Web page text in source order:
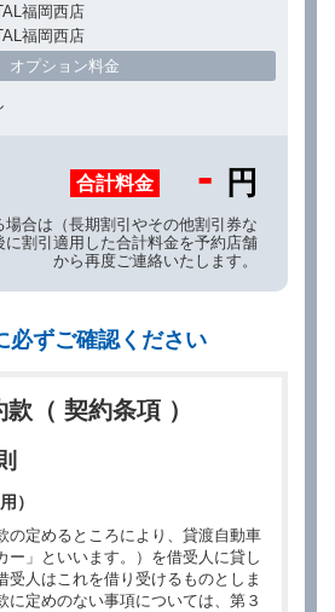
福岡西店
福岡西店
オプション料金
合計料金 - 円
合は（長期割引やその他割引券な
に割引適用した合計料金を予約店舗
から再度ご連絡いたします。
必ずご確認ください
（ 契約条項 ）
）
の定めるところにより、貸渡自動車
ー」といいます。）を借受人に貸し
受人はこれを借り受けるものとしま
に定めのない事項については、第３